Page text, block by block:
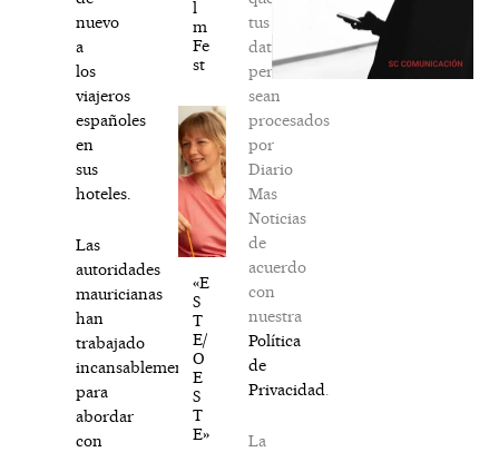
nuevo
a
los
viajeros
españoles
en
sus
hoteles.
Las
autoridades
mauricianas
han
trabajado
incansablemente
para
abordar
con
l
m
Fe
st
«E
S
T
E/
O
E
S
T
E»
tus
datos
personales
sean
procesados
por
Diario
Mas
Noticias
de
acuerdo
con
nuestra
Política
de
Privacidad
La